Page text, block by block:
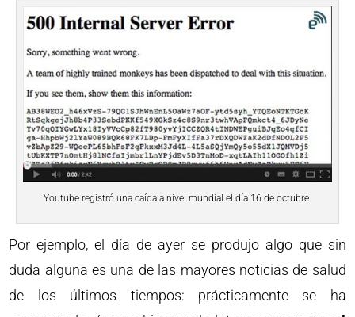
Youtube registró una caída a nivel mundial el día 16 de octubre.
Por ejemplo, el día de ayer se produjo algo que sin
duda alguna es una de las mayores noticias de salud
de los últimos tiempos: prácticamente se ha